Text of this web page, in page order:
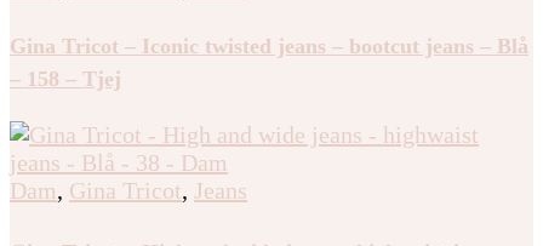
Gina Tricot – Iconic twisted jeans – bootcut jeans – Blå
– 158 – Tjej
Dam, Gina Tricot, Jeans